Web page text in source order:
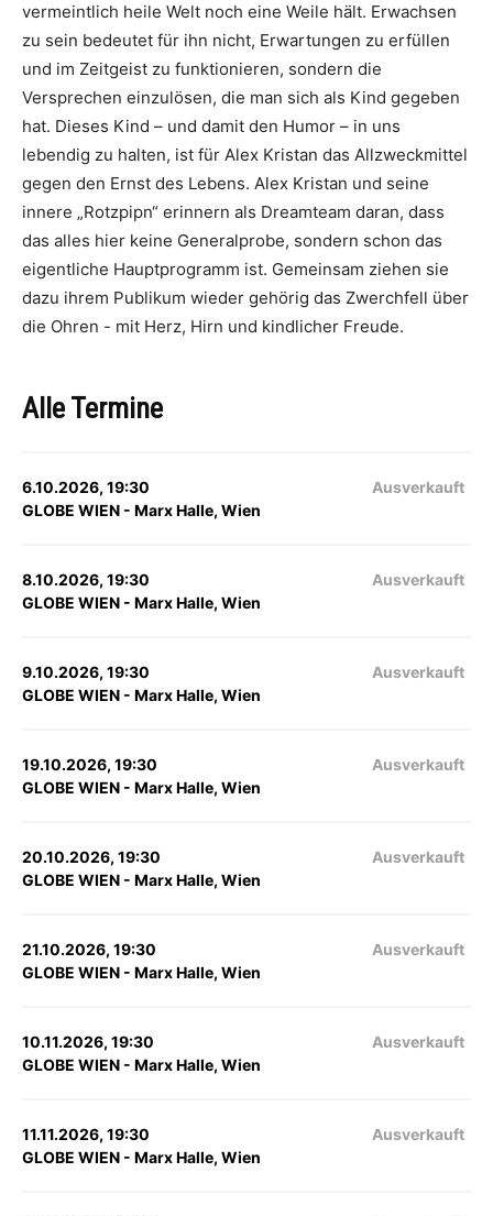
vermeintlich heile Welt noch eine Weile hält. Erwachsen
zu sein bedeutet für ihn nicht, Erwartungen zu erfüllen
und im Zeitgeist zu funktionieren, sondern die
Versprechen einzulösen, die man sich als Kind gegeben
hat. Dieses Kind – und damit den Humor – in uns
lebendig zu halten, ist für Alex Kristan das Allzweckmittel
gegen den Ernst des Lebens. Alex Kristan und seine
innere „Rotzpipn“ erinnern als Dreamteam daran, dass
das alles hier keine Generalprobe, sondern schon das
eigentliche Hauptprogramm ist. Gemeinsam ziehen sie
dazu ihrem Publikum wieder gehörig das Zwerchfell über
die Ohren - mit Herz, Hirn und kindlicher Freude.
Alle Termine
6.10.2026, 19:30
GLOBE WIEN - Marx Halle, Wien
Ausverkauft
8.10.2026, 19:30
GLOBE WIEN - Marx Halle, Wien
Ausverkauft
9.10.2026, 19:30
GLOBE WIEN - Marx Halle, Wien
Ausverkauft
19.10.2026, 19:30
GLOBE WIEN - Marx Halle, Wien
Ausverkauft
20.10.2026, 19:30
GLOBE WIEN - Marx Halle, Wien
Ausverkauft
21.10.2026, 19:30
GLOBE WIEN - Marx Halle, Wien
Ausverkauft
10.11.2026, 19:30
GLOBE WIEN - Marx Halle, Wien
Ausverkauft
11.11.2026, 19:30
GLOBE WIEN - Marx Halle, Wien
Ausverkauft